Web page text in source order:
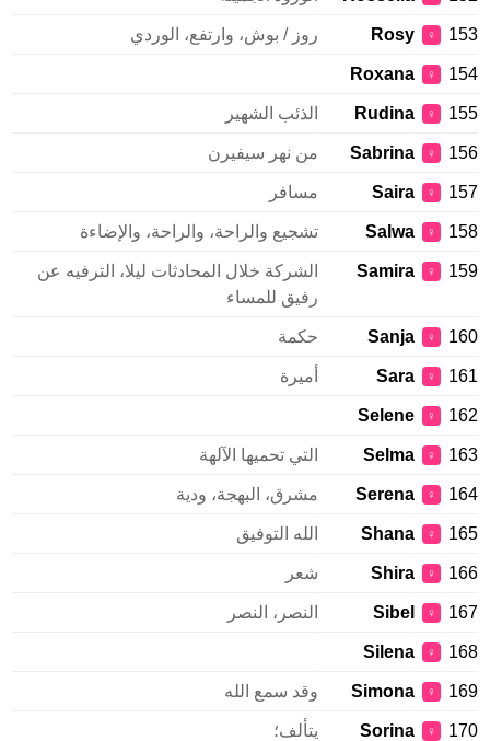
153
♀
Rosy روز / بوش، وارتفع، الوردي
154
♀
Roxana
155
♀
Rudina الذئب الشهير
156
♀
Sabrina من نهر سيفيرن
157
♀
Saira مسافر
158
♀
Salwa تشجيع والراحة، والراحة، والإضاءة
159
♀
Samira
الشركة خلال المحادثات ليلا، الترفيه عن
رفيق للمساء
160
♀
Sanja حكمة
161
♀
Sara أميرة
162
♀
Selene
163
♀
Selma التي تحميها الآلهة
164
♀
Serena مشرق، البهجة، ودية
165
♀
Shana الله التوفيق
166
♀
Shira شعر
167
♀
Sibel النصر، النصر
168
♀
Silena
169
♀
Simona وقد سمع الله
170
♀
Sorina يتألف؛